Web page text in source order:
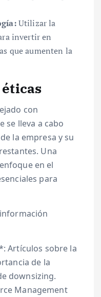
Utilizar la
invertir en
que aumenten la
con
se lleva a cabo
la empresa y su
Una
en el
para
Artículos sobre la
de la
downsizing.
Management